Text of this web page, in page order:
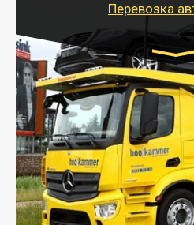
Перевозка
Цена за км.
- Перевозка автовозом от
быстрый и безопасный
легковых автомобилей за
город.
- Наша транспортная
машин автовозом,